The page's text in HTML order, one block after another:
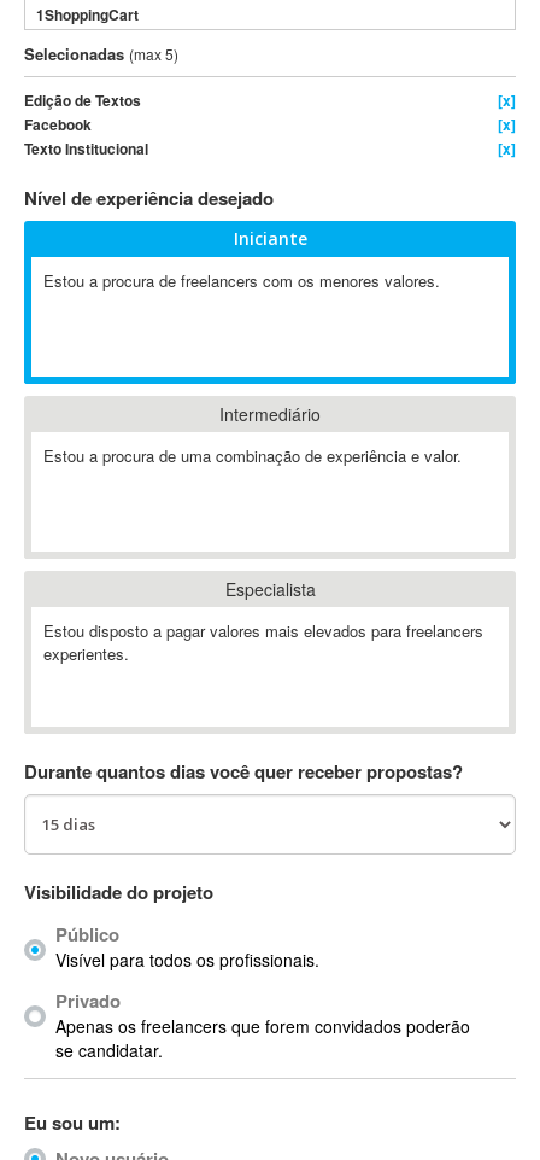
1ShoppingCart
3DS Max
3GSM
4D Dimension
802.11
A-GPS
ABBYY FineReader
AbleCommerce
Ableton Push
Abstract Window Toolkit (AWT)
Absynth
ACARS
AccountMate
ACDSee
ACID Pro
ACPI
Acrobat
Acrobat X
Acronis
Actian
Actimize
ActionScript
Active Directory
Selecionadas (max 5)
Edição de Textos
[x]
Facebook
[x]
Texto Institucional
[x]
Nível de experiência desejado
Iniciante
Estou a procura de freelancers com os menores valores.
Intermediário
Estou a procura de uma combinação de experiência e valor.
Especialista
Estou disposto a pagar valores mais elevados para freelancers
experientes.
Durante quantos dias você quer receber propostas?
Visibilidade do projeto
Público
Visível para todos os profissionais.
Privado
Apenas os freelancers que forem convidados poderão
se candidatar.
Eu sou um: